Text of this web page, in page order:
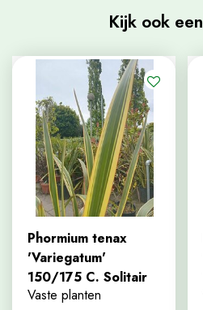
Kijk ook
Phormium tenax
'Variegatum'
150/175 C. Solitair
Vaste planten